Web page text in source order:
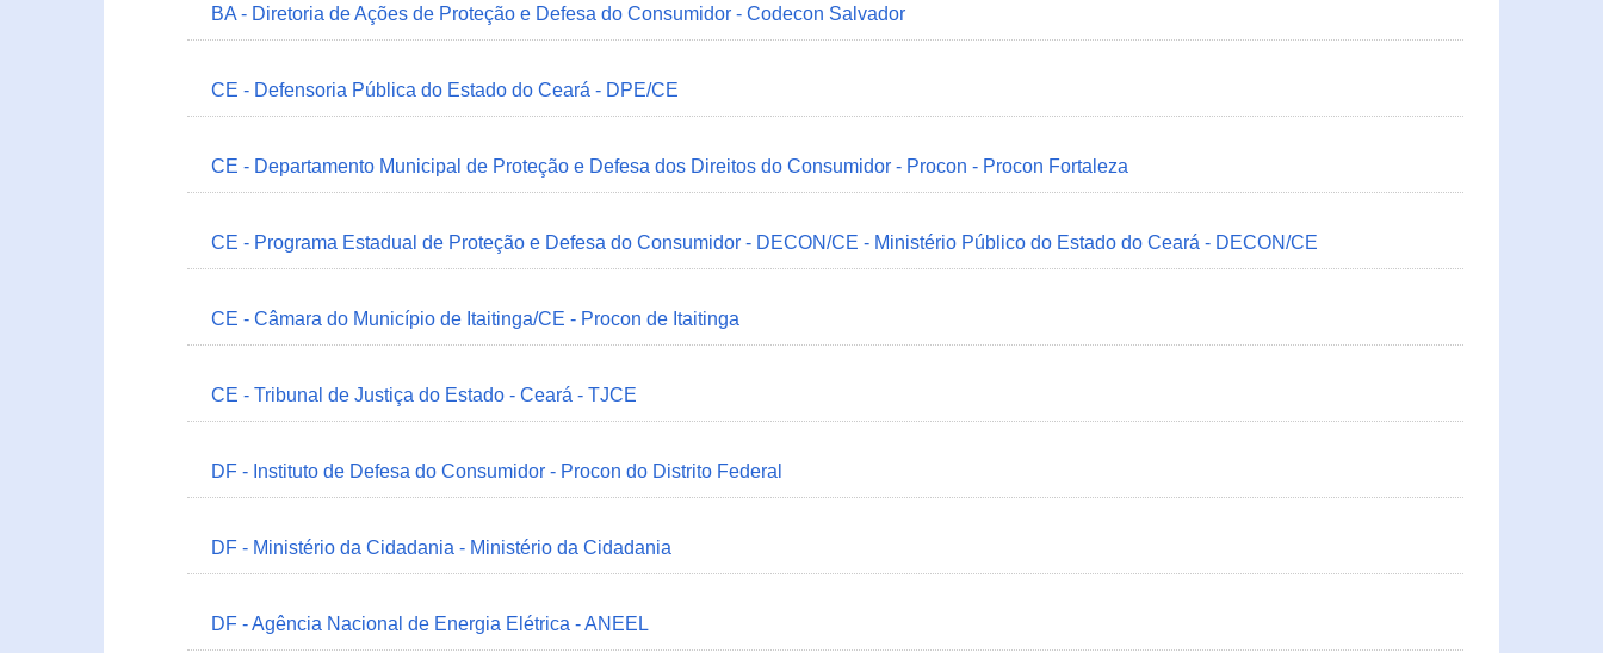
BA - Diretoria de Ações de Proteção e Defesa do Consumidor - Codecon Salvador
CE - Defensoria Pública do Estado do Ceará - DPE/CE
CE - Departamento Municipal de Proteção e Defesa dos Direitos do Consumidor - Procon - Procon Fortaleza
CE - Programa Estadual de Proteção e Defesa do Consumidor - DECON/CE - Ministério Público do Estado do Ceará - DECON/CE
CE - Câmara do Município de Itaitinga/CE - Procon de Itaitinga
CE - Tribunal de Justiça do Estado - Ceará - TJCE
DF - Instituto de Defesa do Consumidor - Procon do Distrito Federal
DF - Ministério da Cidadania - Ministério da Cidadania
DF - Agência Nacional de Energia Elétrica - ANEEL